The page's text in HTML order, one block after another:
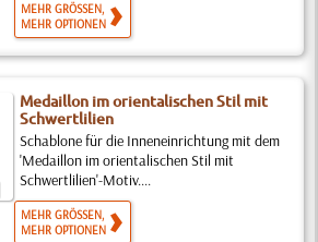
MEHR GRÖSSEN,
MEHR OPTIONEN
Medaillon im orientalischen Stil mit
Schwertlilien
Schablone für die Inneneinrichtung mit dem
'Medaillon im orientalischen Stil mit
Schwertlilien'-Motiv....
MEHR GRÖSSEN,
MEHR OPTIONEN